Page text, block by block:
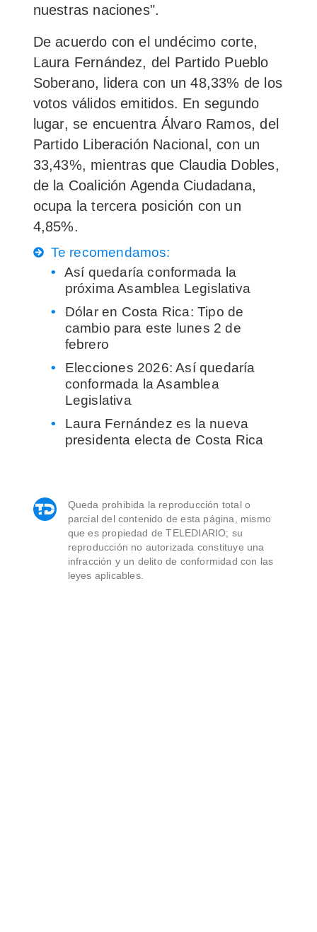
nuestras naciones".
De acuerdo con el undécimo corte,
Laura Fernández, del Partido Pueblo
Soberano, lidera con un 48,33% de los
votos válidos emitidos. En segundo
lugar, se encuentra Álvaro Ramos, del
Partido Liberación Nacional, con un
33,43%, mientras que Claudia Dobles,
de la Coalición Agenda Ciudadana,
ocupa la tercera posición con un
4,85%.
Te recomendamos:
Así quedaría conformada la
próxima Asamblea Legislativa
Dólar en Costa Rica: Tipo de
cambio para este lunes 2 de
febrero
Elecciones 2026: Así quedaría
conformada la Asamblea
Legislativa
Laura Fernández es la nueva
presidenta electa de Costa Rica
Queda prohibida la reproducción total o
parcial del contenido de esta página, mismo
que es propiedad de TELEDIARIO; su
reproducción no autorizada constituye una
infracción y un delito de conformidad con las
leyes aplicables.